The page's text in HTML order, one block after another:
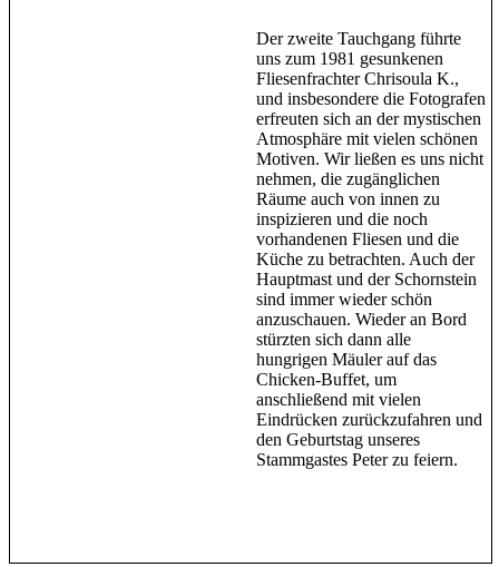
Der zweite Tauchgang führte
uns zum 1981 gesunkenen
Fliesenfrachter Chrisoula K.,
und insbesondere die Fotografen
erfreuten sich an der mystischen
Atmosphäre mit vielen schönen
Motiven. Wir ließen es uns nicht
nehmen, die zugänglichen
Räume auch von innen zu
inspizieren und die noch
vorhandenen Fliesen und die
Küche zu betrachten. Auch der
Hauptmast und der Schornstein
sind immer wieder schön
anzuschauen. Wieder an Bord
stürzten sich dann alle
hungrigen Mäuler auf das
Chicken-Buffet, um
anschließend mit vielen
Eindrücken zurückzufahren und
den Geburtstag unseres
Stammgastes Peter zu feiern.